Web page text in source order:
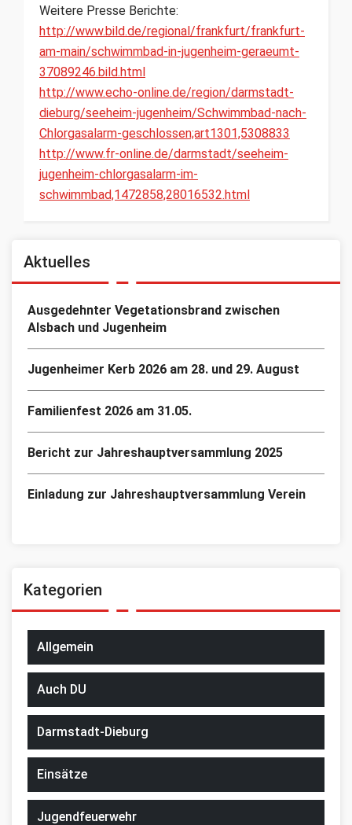
Weitere Presse Berichte:
http://www.bild.de/regional/frankfurt/frankfurt-
am-main/schwimmbad-in-jugenheim-geraeumt-
37089246.bild.html
http://www.echo-online.de/region/darmstadt-
dieburg/seeheim-jugenheim/Schwimmbad-nach-
Chlorgasalarm-geschlossen;art1301,5308833
http://www.fr-online.de/darmstadt/seeheim-
jugenheim-chlorgasalarm-im-
schwimmbad,1472858,28016532.html
Aktuelles
Ausgedehnter Vegetationsbrand zwischen
Alsbach und Jugenheim
Jugenheimer Kerb 2026 am 28. und 29. August
Familienfest 2026 am 31.05.
Bericht zur Jahreshauptversammlung 2025
Einladung zur Jahreshauptversammlung Verein
Kategorien
Allgemein
Auch DU
Darmstadt-Dieburg
Einsätze
Jugendfeuerwehr